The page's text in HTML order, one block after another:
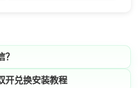
开兑换安装教程